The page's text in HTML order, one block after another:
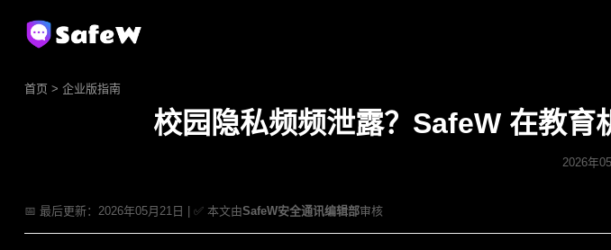
首页 > 企业版指南
校园隐私频频泄露？SafeW 在教育
2026年
📅 最后更新：2026年05月21日 | ✅ 本文由SafeW安全通讯编辑部审核